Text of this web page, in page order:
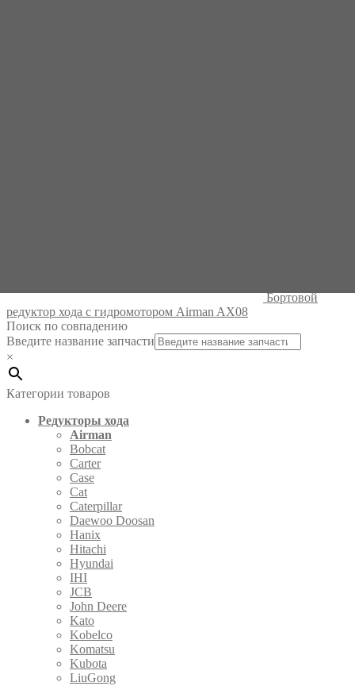
Бортовой
редуктор хода с гидромотором Airman AX08
Поиск по совпадению
Введите название запчасти
×
Категории товаров
Редукторы хода
Airman
Bobcat
Carter
Case
Cat
Caterpillar
Daewoo Doosan
Hanix
Hitachi
Hyundai
IHI
JCB
John Deere
Kato
Kobelco
Komatsu
Kubota
LiuGong